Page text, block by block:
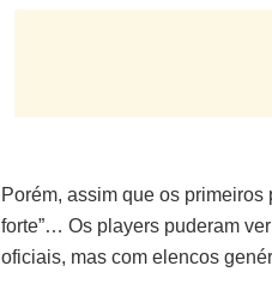
Porém, assim que os primeiros
forte”… Os players puderam
oficiais, mas com elencos